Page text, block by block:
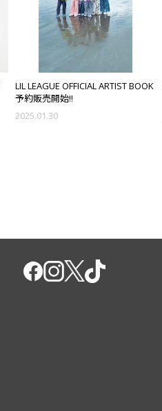
LIL LEAGUE OFFICIAL ARTIST BOOK
予約販売開始!!
2025.01.30